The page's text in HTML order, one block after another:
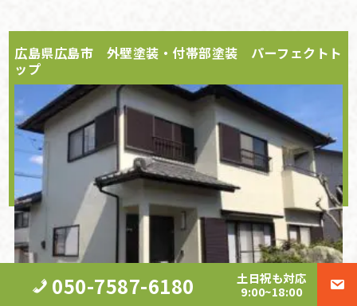
広島県広島市 外壁塗装・付帯部塗装 パーフェクトト
ップ
施工後050-7587-6180
土日祝も対応
9:00~18:00